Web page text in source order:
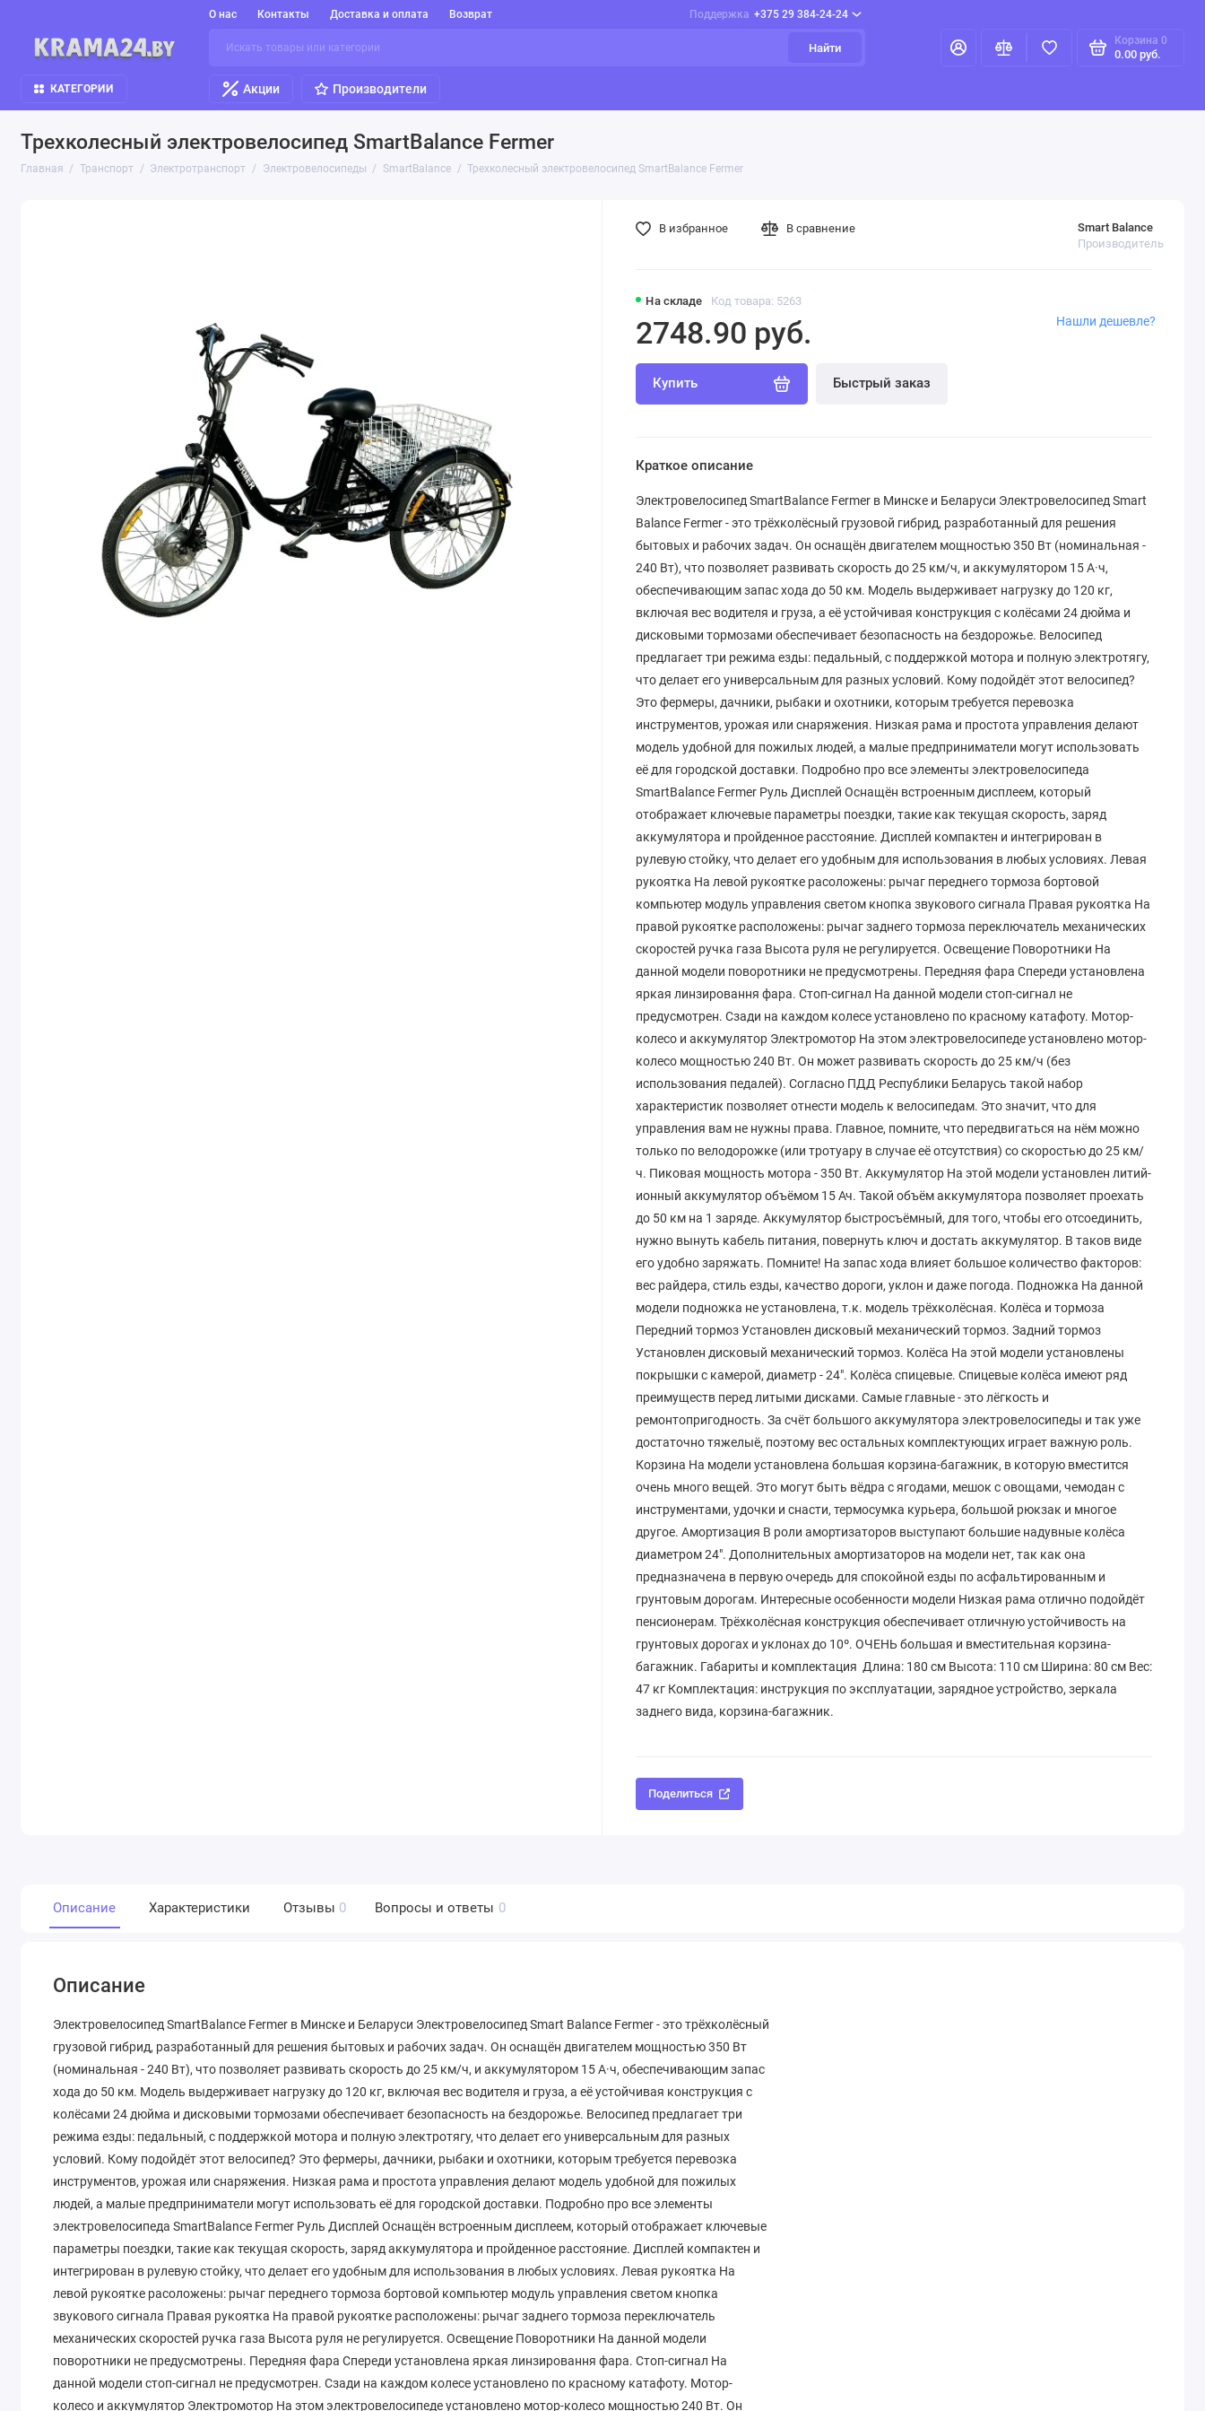
О нас Контакты Доставка и оплата Возврат Поддержка +375 29 384-24-24
Найти
Корзина 0
0.00 руб.
КАТЕГОРИИ Акции Производители
Трехколесный электровелосипед SmartBalance Fermer
Главная Транспорт Электротранспорт Электровелосипеды SmartBalance Трехколесный электровелосипед SmartBalance Fermer
На складе Код товара: 5263
Smart Balance
Производитель
2748.90 руб.
Купить Быстрый заказ
Нашли дешевле?
В избранное В сравнение
Краткое описание
Электровелосипед SmartBalance Fermer в Минске и Беларуси Электровелосипед Smart
Balance Fermer - это трёхколёсный грузовой гибрид, разработанный для решения
бытовых и рабочих задач. Он оснащён двигателем мощностью 350 Вт (номинальная -
240 Вт), что позволяет развивать скорость до 25 км/ч, и аккумулятором 15 А·ч,
обеспечивающим запас хода до 50 км. Модель выдерживает нагрузку до 120 кг,
включая вес водителя и груза, а её устойчивая конструкция с колёсами 24 дюйма и
дисковыми тормозами обеспечивает безопасность на бездорожье. Велосипед
предлагает три режима езды: педальный, с поддержкой мотора и полную электротягу,
что делает его универсальным для разных условий. Кому подойдёт этот велосипед?
Это фермеры, дачники, рыбаки и охотники, которым требуется перевозка
инструментов, урожая или снаряжения. Низкая рама и простота управления делают
модель удобной для пожилых людей, а малые предприниматели могут использовать
её для городской доставки. Подробно про все элементы электровелосипеда
SmartBalance Fermer Руль Дисплей​​​​​​ Оснащён встроенным дисплеем, который
отображает ключевые параметры поездки, такие как текущая скорость, заряд
аккумулятора и пройденное расстояние. Дисплей компактен и интегрирован в
рулевую стойку, что делает его удобным для использования в любых условиях. Левая
рукоятка На левой рукоятке расоложены: рычаг переднего тормоза бортовой
компьютер модуль управления светом кнопка звукового сигнала Правая рукоятка На
правой рукоятке расположены: рычаг заднего тормоза переключатель механических
скоростей ручка газа Высота руля не регулируется. Освещение Поворотники На
данной модели поворотники не предусмотрены. Передняя фара Спереди установлена
яркая линзировання фара. Стоп-сигнал На данной модели стоп-сигнал не
предусмотрен. Сзади на каждом колесе установлено по красному катафоту. Мотор-
колесо и аккумулятор Электромотор На этом электровелосипеде установлено мотор-
колесо мощностью 240 Вт. Он может развивать скорость до 25 км/ч (без
использования педалей). Согласно ПДД Республики Беларусь такой набор
характеристик позволяет отнести модель к велосипедам. Это значит, что для
управления вам не нужны права. Главное, помните, что передвигаться на нём можно
только по велодорожке (или тротуару в случае её отсутствия) со скоростью до 25 км/
ч. Пиковая мощность мотора - 350 Вт. Аккумулятор На этой модели установлен литий-
ионный аккумулятор объёмом 15 Ач. Такой объём аккумулятора позволяет проехать
до 50 км на 1 заряде. Аккумулятор быстросъёмный, для того, чтобы его отсоединить,
нужно вынуть кабель питания, повернуть ключ и достать аккумулятор. В таков виде
его удобно заряжать. Помните! На запас хода влияет большое количество факторов:
вес райдера, стиль езды, качество дороги, уклон и даже погода. Подножка На данной
модели подножка не установлена, т.к. модель трёхколёсная. Колёса и тормоза
Передний тормоз Установлен дисковый механический тормоз. Задний тормоз
Установлен дисковый механический тормоз. Колёса На этой модели установлены
покрышки с камерой, диаметр - 24". Колёса спицевые. Спицевые колёса имеют ряд
преимуществ перед литыми дисками. Самые главные - это лёгкость и
ремонтопригодность. За счёт большого аккумулятора электровелосипеды и так уже
достаточно тяжелыё, поэтому вес остальных комплектующих играет важную роль.
Корзина На модели установлена большая корзина-багажник, в которую вместится
очень много вещей. Это могут быть вёдра с ягодами, мешок с овощами, чемодан с
инструментами, удочки и снасти, термосумка курьера, большой рюкзак и многое
другое. Амортизация В роли амортизаторов выступают большие надувные колёса
диаметром 24". Дополнительных амортизаторов на модели нет, так как она
предназначена в первую очередь для спокойной езды по асфальтированным и
грунтовым дорогам. Интересные особенности модели Низкая рама отлично подойдёт
пенсионерам. Трёхколёсная конструкция обеспечивает отличную устойчивость на
грунтовых дорогах и уклонах до 10º. ОЧЕНЬ большая и вместительная корзина-
багажник. Габариты и комплектация ​ Длина: 180 см Высота: 110 см Ширина: 80 см Вес:
47 кг Комплектация: инструкция по эксплуатации, зарядное устройство, зеркала
заднего вида, корзина-багажник.
Поделиться
Описание Характеристики Отзывы 0 Вопросы и ответы 0
Описание
Электровелосипед SmartBalance Fermer в Минске и Беларуси Электровелосипед Smart Balance Fermer - это трёхколёсный
грузовой гибрид, разработанный для решения бытовых и рабочих задач. Он оснащён двигателем мощностью 350 Вт
(номинальная - 240 Вт), что позволяет развивать скорость до 25 км/ч, и аккумулятором 15 А·ч, обеспечивающим запас
хода до 50 км. Модель выдерживает нагрузку до 120 кг, включая вес водителя и груза, а её устойчивая конструкция с
колёсами 24 дюйма и дисковыми тормозами обеспечивает безопасность на бездорожье. Велосипед предлагает три
режима езды: педальный, с поддержкой мотора и полную электротягу, что делает его универсальным для разных
условий. Кому подойдёт этот велосипед? Это фермеры, дачники, рыбаки и охотники, которым требуется перевозка
инструментов, урожая или снаряжения. Низкая рама и простота управления делают модель удобной для пожилых
людей, а малые предприниматели могут использовать её для городской доставки. Подробно про все элементы
электровелосипеда SmartBalance Fermer Руль Дисплей​​​​​​ Оснащён встроенным дисплеем, который отображает ключевые
параметры поездки, такие как текущая скорость, заряд аккумулятора и пройденное расстояние. Дисплей компактен и
интегрирован в рулевую стойку, что делает его удобным для использования в любых условиях. Левая рукоятка На
левой рукоятке расоложены: рычаг переднего тормоза бортовой компьютер модуль управления светом кнопка
звукового сигнала Правая рукоятка На правой рукоятке расположены: рычаг заднего тормоза переключатель
механических скоростей ручка газа Высота руля не регулируется. Освещение Поворотники На данной модели
поворотники не предусмотрены. Передняя фара Спереди установлена яркая линзировання фара. Стоп-сигнал На
данной модели стоп-сигнал не предусмотрен. Сзади на каждом колесе установлено по красному катафоту. Мотор-
колесо и аккумулятор Электромотор На этом электровелосипеде установлено мотор-колесо мощностью 240 Вт. Он